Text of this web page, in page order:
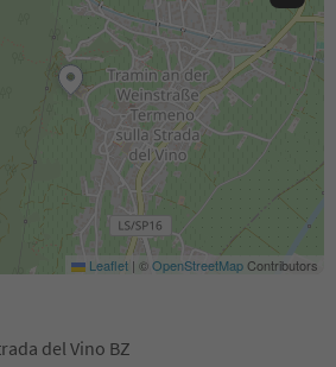
del Vino BZ
Leaflet | ©OpenStreetMapContributors